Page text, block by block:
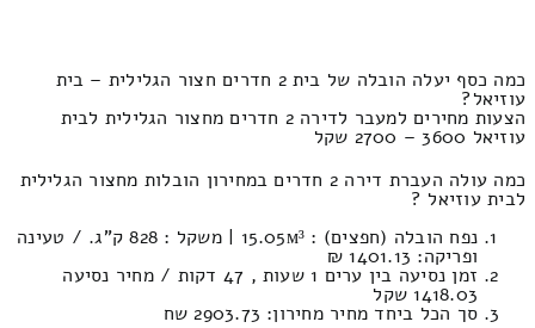
כמה כסף יעלה הובלה של בית 2 חדרים חצור הגלילית – בית
עוזיאל?
הצעות מחירים למעבר לדירה 2 חדרים מחצור הגלילית לבית
עוזיאל 3600 – 2700 שקל
כמה עולה העברת דירה 2 חדרים במחירון הובלות מחצור הגלילית
לבית עוזיאל ?
נפח הובלה (חפצים) : 15.05м³ | משקל : 828 ק”ג. / טעינה
ופריקה: 1401.13 ₪
זמן נסיעה בין ערים 1 שעות , 47 דקות / מחיר נסיעה
1418.03 שקל
סך הכל ביחד מחיר מחירון: 2903.73 שח